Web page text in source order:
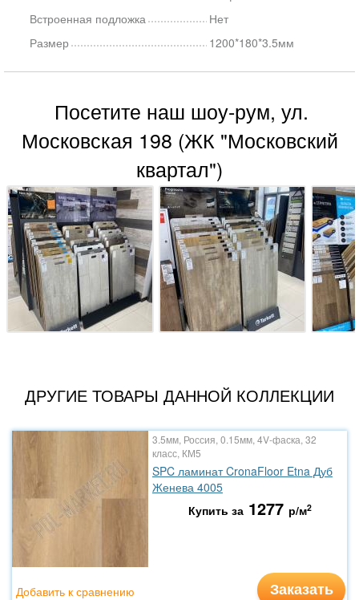
Встроенная подложка
Нет
Размер
1200*180*3.5мм
Посетите наш шоу-рум, ул.
Московская 198 (ЖК "Московский
квартал")
ДРУГИЕ ТОВАРЫ ДАННОЙ КОЛЛЕКЦИИ
3.5мм, Россия, 0.15мм, 4V-фаска, 32
класс, КМ5
SPC ламинат CronaFloor Etna Дуб
Женева 4005
Купить за 1277 р/м2
Заказать
Добавить к сравнению